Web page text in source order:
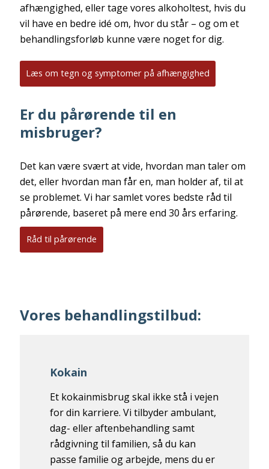
afhængighed, eller tage vores alkoholtest, hvis du
vil have en bedre idé om, hvor du står – og om et
behandlingsforløb kunne være noget for dig.
Læs om tegn og symptomer på afhængighed
Er du pårørende til en
misbruger?
Det kan være svært at vide, hvordan man taler om
det, eller hvordan man får en, man holder af, til at
se problemet. Vi har samlet vores bedste råd til
pårørende, baseret på mere end 30 års erfaring.
Råd til pårørende
Vores behandlingstilbud:
Kokain
Et kokainmisbrug skal ikke stå i vejen
for din karriere. Vi tilbyder ambulant,
dag- eller aftenbehandling samt
rådgivning til familien, så du kan
passe familie og arbejde, mens du er